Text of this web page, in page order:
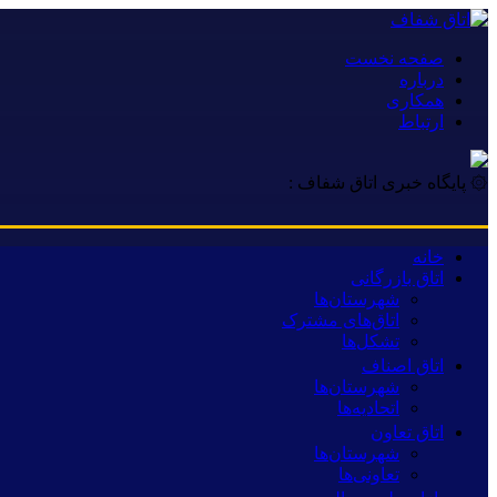
صفحه نخست
درباره
همکاری
ارتباط
۞ پایگاه خبری اتاق شفاف :
خانه
اتاق بازرگانی
شهرستان‌ها
اتاق‌های مشترک
تشکل‌ها
اتاق اصناف
شهرستان‌ها
اتحادیه‌ها
اتاق تعاون
شهرستان‌ها
تعاونی‌ها